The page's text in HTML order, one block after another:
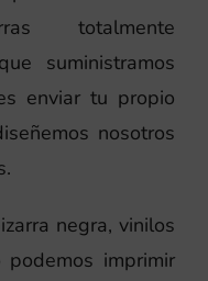
totalmente
suministramos
enviar tu propio
nosotros
negra, vinilos
imprimir